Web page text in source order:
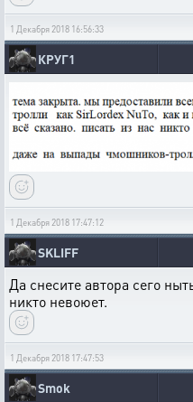
1 Декабря 2018 16:56:33
КРУГ1
1 Декабря 2018 17:47:12
SKLIFF
Да снесите автора сего
никто невоюет.
1 Декабря 2018 17:47:53
Smok